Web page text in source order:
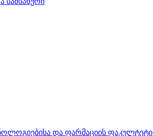
და ფარმაციის ფაკულტეტი